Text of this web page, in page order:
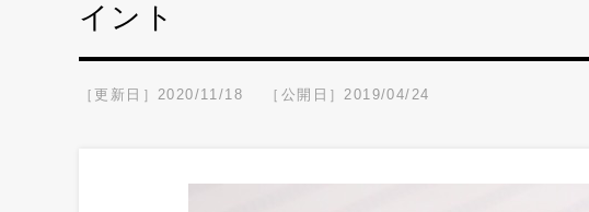
イント
［更新日］2020/11/18 ［公開日］2019/04/24